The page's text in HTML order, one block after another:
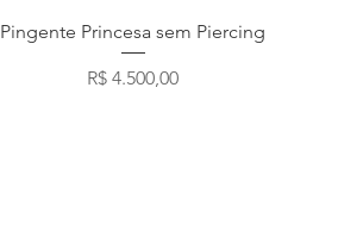
Visualização rápida
Pingente Princesa sem Piercing
Preço
R$ 4.500,00